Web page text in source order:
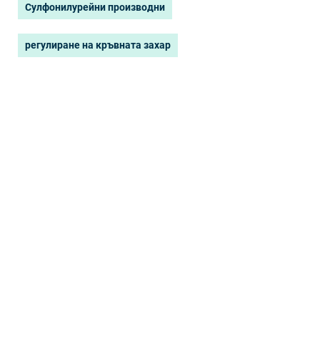
Сулфонилурейни производни
регулиране на кръвната захар